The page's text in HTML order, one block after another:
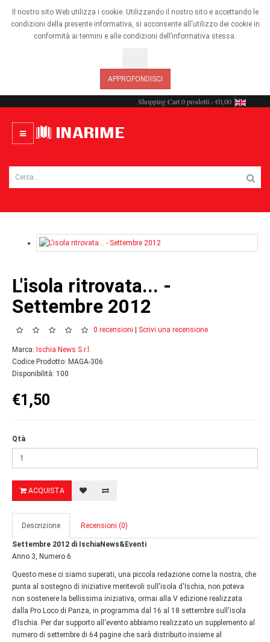
Il nostro sito Web utilizza i cookie. Utilizzando il nostro sito e accettando le
condizioni della presente informativa, si acconsente all'utilizzo dei cookie in
conformità ai termini e alle condizioni dell’informativa stessa.
APPROFONDISCI
Shopping Cart0 prodotti - €0,00
L'isola ritrovata... -
Settembre 2012
0 recensioni Scrivi una recensione
Marca: Ischia News S.r.l.
Codice Prodotto: MAGA-306
Disponibilità: 100
€1,50
Qtà
ACQUISTA
Descrizione Recensioni (0)
Settembre 2012 di IschiaNews&Eventi
Anno 3, Numero 6
Questo mese ci siamo superati, una piccola redazione come la nostra, che
punta al sostegno di iniziative meritevoli sull'isola d'Ischia, non poteva
non sostenere la bellissima iniziativa, ormai alla V edizione realizzata
dalla Pro Loco di Panza, in programma dal 16 al 18 settembre sull'isola
d’Ischia. Per dar supporto all'evento abbiamo realizzato un supplemento al
numero di settembre di 64 pagine che sarà distribuito insieme al